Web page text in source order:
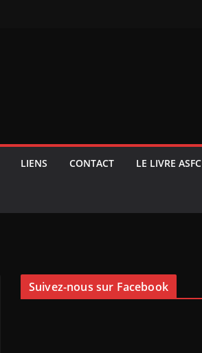
LIENS CONTACT LE LIVRE ASFC
Suivez-nous sur Facebook